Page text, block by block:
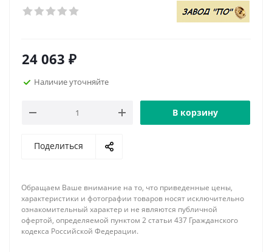
24 063 ₽
Наличие уточняйте
В корзину
Поделиться
Обращаем Ваше внимание на то, что приведенные цены,
характеристики и фотографии товаров носят исключительно
ознакомительный характер и не являются публичной
офертой, определяемой пунктом 2 статьи 437 Гражданского
кодекса Российской Федерации.